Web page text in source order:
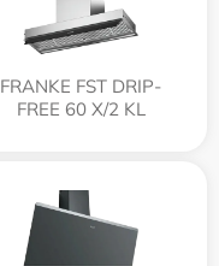
FRANKE FST DRIP-
FREE 60 X/2 KL